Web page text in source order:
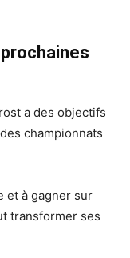
a des objectifs
championnats
et à gagner sur
transformer ses